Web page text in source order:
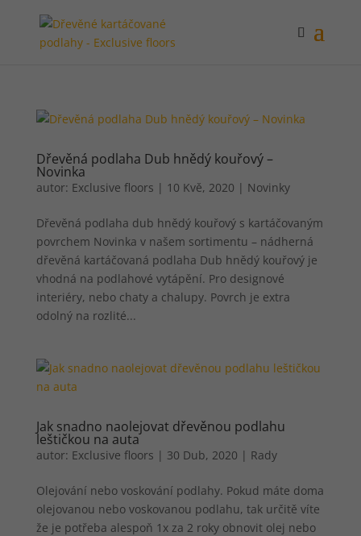
Dřevěná podlaha Dub hnědý kouřový –
Novinka
autor: Exclusive floors | 10 Kvě, 2020 | Novinky
Dřevěná podlaha dub hnědý kouřový s kartáčovaným
povrchem Novinka v našem sortimentu – nádherná
dřevěná kartáčovaná podlaha Dub hnědý kouřový je
vhodná na podlahové vytápění. Pro designové
interiéry, nebo chaty a chalupy. Povrch je extra
odolný na rozlité...
Jak snadno naolejovat dřevěnou podlahu
leštičkou na auta
autor: Exclusive floors | 30 Dub, 2020 | Rady
Olejování nebo voskování podlahy. Pokud máte doma
olejovanou nebo voskovanou podlahu, tak určitě víte
že je potřeba alespoň 1x za 2 roky obnovit olej nebo